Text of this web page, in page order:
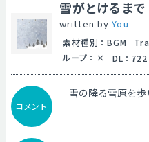
雪がとけるまで
written byYou
素材種別 ： BGM
ループ ： DL ： 722
コメント
雪の降る雪原を